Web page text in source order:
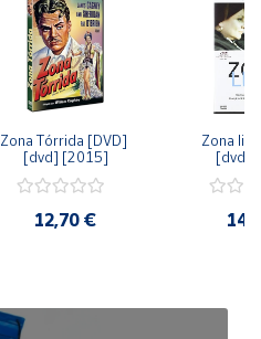
Zona Tórrida [DVD]
[dvd] [2015]
12,70 €
Zona
[dvd]